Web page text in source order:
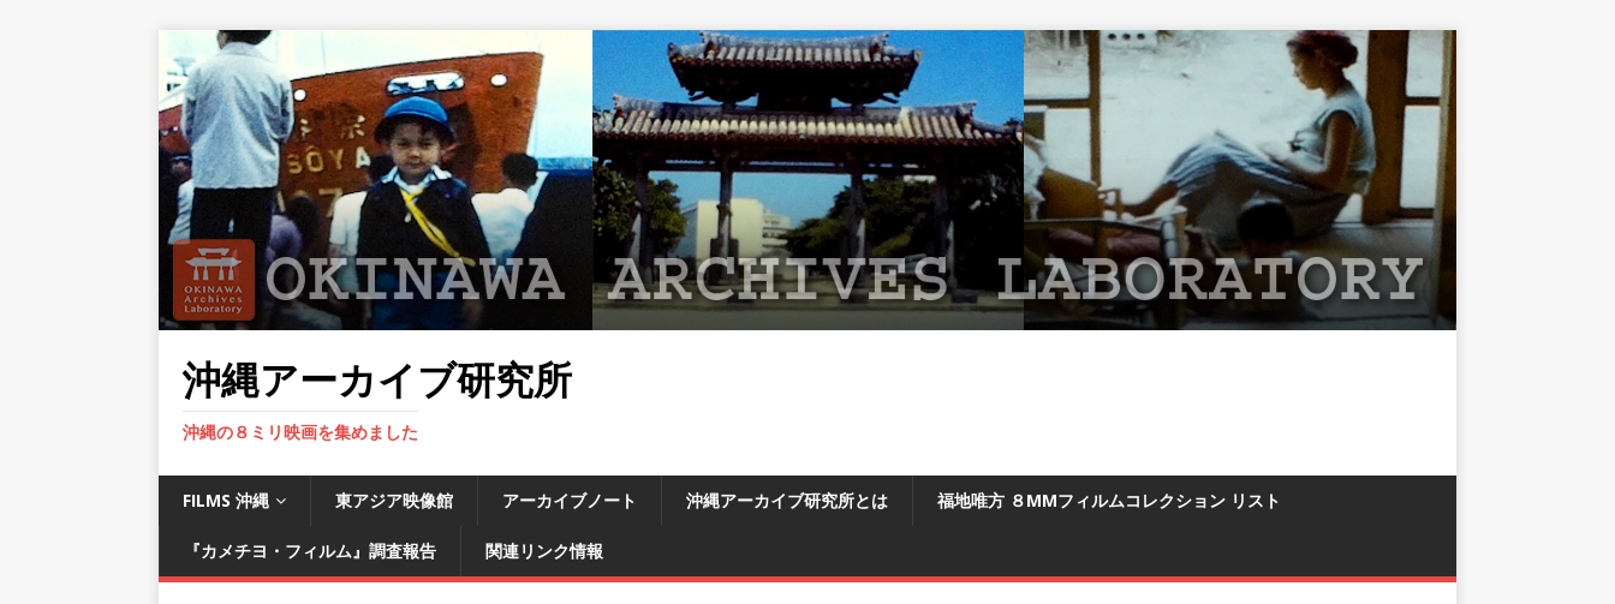
沖縄アーカイブ研究所
沖縄の８ミリ映画を集めました
FILMS 沖縄 東アジア映像館 アーカイブノート 沖縄アーカイブ研究所とは 福地唯方 ８MMフィルムコレクション リスト
『カメチヨ・フィルム』調査報告 関連リンク情報